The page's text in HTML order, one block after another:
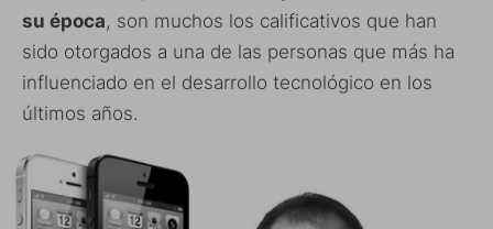
su época, son muchos los calificativos que han
sido otorgados a una de las personas que más ha
influenciado en el desarrollo tecnológico en los
últimos años.